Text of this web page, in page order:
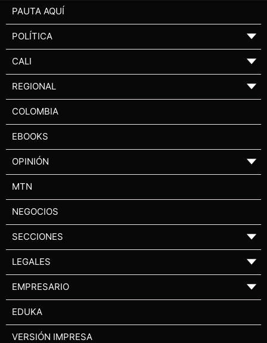
PAUTA AQUÍ
POLÍTICA ▼
CALI ▼
REGIONAL ▼
COLOMBIA
EBOOKS
OPINIÓN ▼
MTN
NEGOCIOS
SECCIONES ▼
LEGALES ▼
EMPRESARIO ▼
EDUKA
VERSIÓN IMPRESA